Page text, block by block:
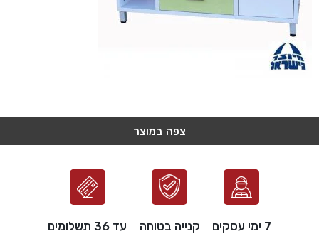
צפה במוצר
צפה במוצר
צפה במוצר
צפה במוצר
צפה במוצר
7 ימי עסקים קנייה בטוחה עד 36 תשלומים